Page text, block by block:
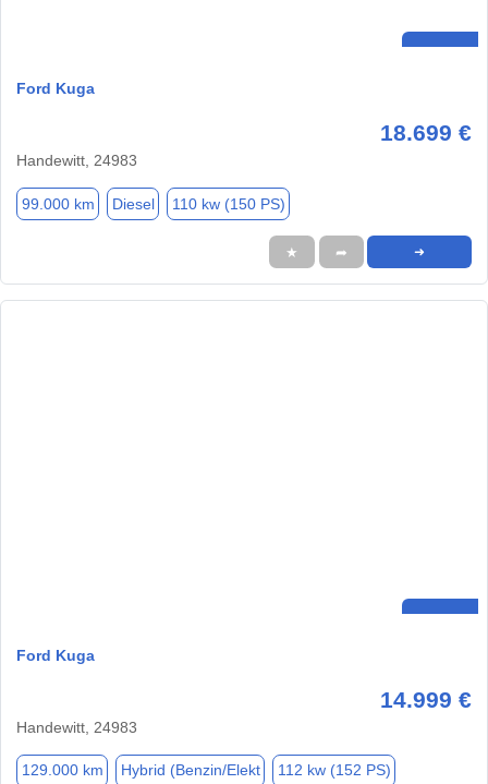
Ford Kuga
18.699 €
Handewitt, 24983
99.000 km Diesel 110 kw (150 PS)
★ ➦ ➜
Ford Kuga
14.999 €
Handewitt, 24983
129.000 km Hybrid (Benzin/Elekt 112 kw (152 PS)